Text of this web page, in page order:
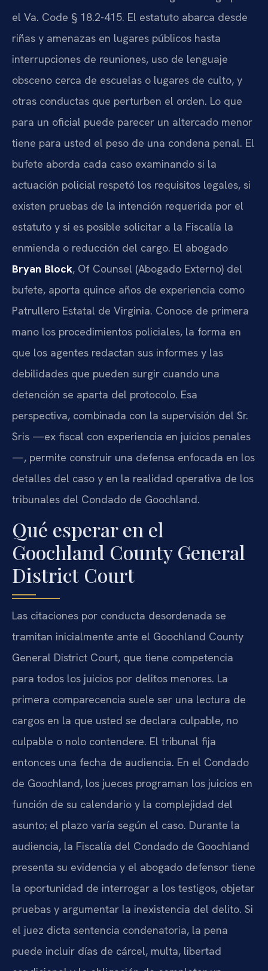
el Va. Code § 18.2-415. El estatuto abarca desde
riñas y amenazas en lugares públicos hasta
interrupciones de reuniones, uso de lenguaje
obsceno cerca de escuelas o lugares de culto, y
otras conductas que perturben el orden. Lo que
para un oficial puede parecer un altercado menor
tiene para usted el peso de una condena penal. El
bufete aborda cada caso examinando si la
actuación policial respetó los requisitos legales, si
existen pruebas de la intención requerida por el
estatuto y si es posible solicitar a la Fiscalía la
enmienda o reducción del cargo. El abogado
Bryan Block, Of Counsel (Abogado Externo) del
bufete, aporta quince años de experiencia como
Patrullero Estatal de Virginia. Conoce de primera
mano los procedimientos policiales, la forma en
que los agentes redactan sus informes y las
debilidades que pueden surgir cuando una
detención se aparta del protocolo. Esa
perspectiva, combinada con la supervisión del Sr.
Sris —ex fiscal con experiencia en juicios penales
—, permite construir una defensa enfocada en los
detalles del caso y en la realidad operativa de los
tribunales del Condado de Goochland.
Qué esperar en el
Goochland County General
District Court
Las citaciones por conducta desordenada se
tramitan inicialmente ante el Goochland County
General District Court, que tiene competencia
para todos los juicios por delitos menores. La
primera comparecencia suele ser una lectura de
cargos en la que usted se declara culpable, no
culpable o nolo contendere. El tribunal fija
entonces una fecha de audiencia. En el Condado
de Goochland, los jueces programan los juicios en
función de su calendario y la complejidad del
asunto; el plazo varía según el caso. Durante la
audiencia, la Fiscalía del Condado de Goochland
presenta su evidencia y el abogado defensor tiene
la oportunidad de interrogar a los testigos, objetar
pruebas y argumentar la inexistencia del delito. Si
el juez dicta sentencia condenatoria, la pena
puede incluir días de cárcel, multa, libertad